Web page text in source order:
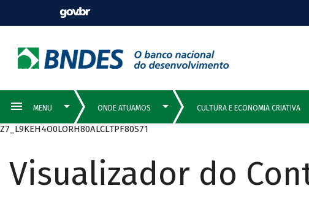
Z7_L9KEH4O0LORH80ALCLTPF80S71
Visualizador do